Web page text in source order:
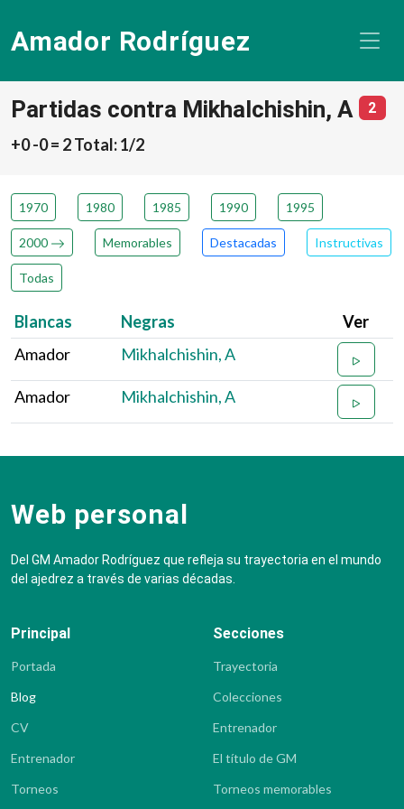
Amador Rodríguez
Partidas contra Mikhalchishin, A 2
+0 -0 = 2 Total: 1/2
1970 1980 1985 1990 1995
2000 Memorables Destacadas Instructivas
Todas
Blancas Negras
Ver
Amador
Mikhalchishin, A
Amador Mikhalchishin, A
Web personal
Del GM Amador Rodríguez que refleja su trayectoria en el mundo
del ajedrez a través de varias décadas.
Principal
Portada
Blog
CV
Entrenador
Torneos
Secciones
Trayectoria
Colecciones
Entrenador
El título de GM
Torneos memorables